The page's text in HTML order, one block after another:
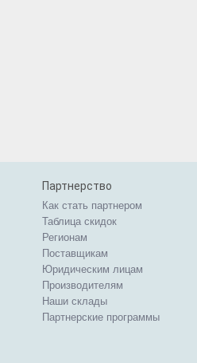
Партнерство
Как стать партнером
Таблица скидок
Регионам
Поставщикам
Юридическим лицам
Производителям
Наши склады
Партнерские программы